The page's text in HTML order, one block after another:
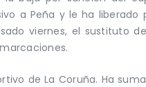
a Peña y le ha
viernes, el sustituto
de La Coruña. Ha